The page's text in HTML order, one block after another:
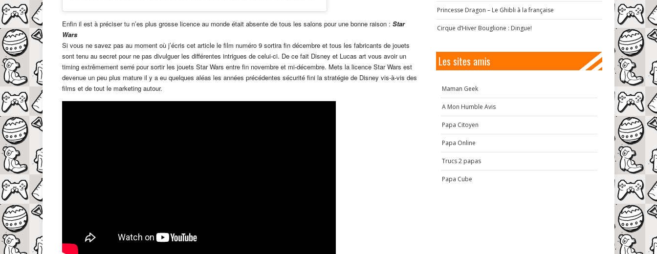
Enfin il est à préciser tu n’es plus grosse licence au monde était absente de tous les salons pour une bonne raison : Star
Wars
Si vous ne savez pas au moment où j’écris cet article le film numéro 9 sortira fin décembre et tous les fabricants de jouets
sont tenu au secret pour ne pas divulguer les différentes intrigues de celui-ci. De ce fait Disney et Lucas art vous avoir un
timing extrêmement serré pour sortir les jouets Star Wars entre fin novembre et mi-décembre. Mets la licence Star Wars est
devenue un peu plus mature il y a eu quelques aléas les années précédentes sécurité fini la stratégie de Disney vis-à-vis des
films et de tout le marketing autour.
Princesse Dragon – Le Ghibli à la française
Cirque d’Hiver Bouglione : Dingue!
Les sites amis
Maman Geek
A Mon Humble Avis
Papa Citoyen
Papa Online
Trucs 2 papas
Papa Cube